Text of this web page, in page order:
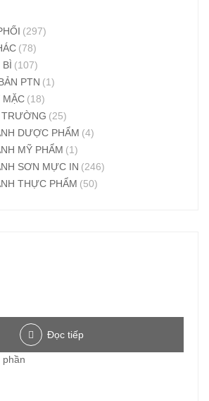
(297)
(78)
BÌ (107)
PTN (1)
MẶC (18)
(25)
DƯỢC PHẨM (4)
MỸ PHẨM (1)
SƠN MỰC IN (246)
THỰC PHẨM (50)
Đọc tiếp
phần